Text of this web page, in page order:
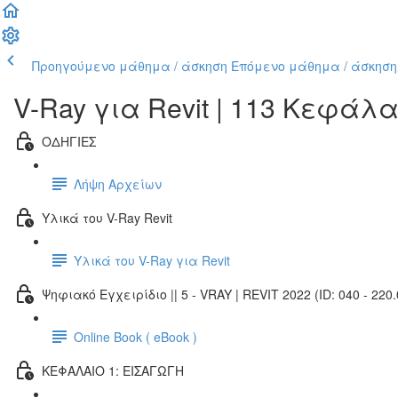
Προηγούμενο μάθημα / άσκηση Επόμενο μάθημα / άσκηση
V-Ray για Revit | 113
ΟΔΗΓΙΕΣ
Λήψη Αρχείων
Υλικά του V-Ray Revit
Υλικά του V-Ray για Revit
Ψηφιακό Εγχειρίδιο || 5 - VRAY | REVIT 2022 (ID: 040 -
Online Book ( eBook )
ΚΕΦΑΛΑΙΟ 1: ΕΙΣΑΓΩΓΗ